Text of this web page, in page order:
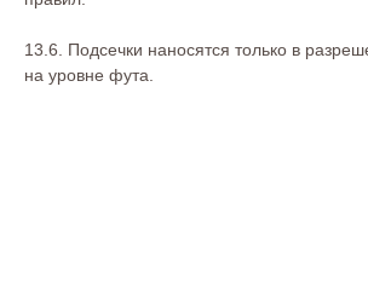
13.6. Подсечки наносятся только в
на уровне фута.